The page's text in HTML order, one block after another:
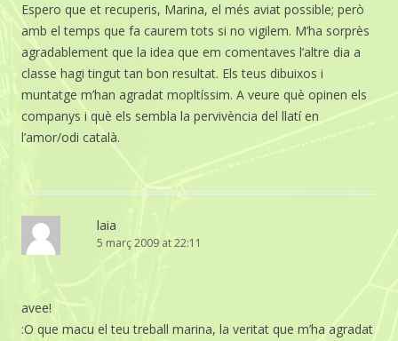
Espero que et recuperis, Marina, el més aviat possible; però
amb el temps que fa caurem tots si no vigilem. M’ha sorprès
agradablement que la idea que em comentaves l’altre dia a
classe hagi tingut tan bon resultat. Els teus dibuixos i
muntatge m’han agradat mopltíssim. A veure què opinen els
companys i què els sembla la pervivència del llatí en
l’amor/odi català.
laia
5 març 2009 at 22:11
avee!
:O que macu el teu treball marina, la veritat que m’ha agradat